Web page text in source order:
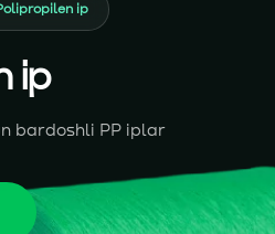
ip
ip
bardoshli PP iplar